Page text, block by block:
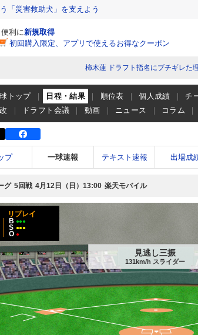
「災害救助犬」を支えよう
便利に新規取得
初回購入限定、アプリで使えるお得なクーポン
柿木蓮 ドラフト指名にブチギレた
トップ 日程・結果 順位表 個人成績 チ
ドラフト会議 動画 ニュース コラム
プ 一球速報 テキスト速報 出場成
グ 5回戦 4月12日（日） 13:00 楽天モバイル
リプレイ
B ●●●
S ●●●
O ●
見逃し三振
131km/h スライダー